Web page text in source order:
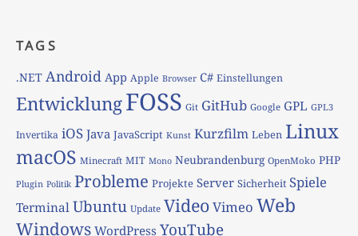
TAGS
.NET Android App Apple Browser C# Einstellungen
EntwicklungFOSS Git GitHub Google GPL GPL3
Invertika iOS Java JavaScript Kunst Kurzfilm Leben Linux
macOS Minecraft MIT Mono Neubrandenburg OpenMoko PHP
Plugin Politik Probleme Projekte Server Sicherheit Spiele
TerminalUbuntu Update VideoVimeo Web
Windows WordPress YouTube